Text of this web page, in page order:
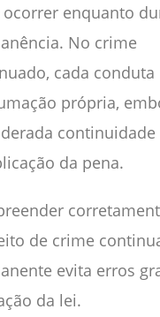
enquanto
No crime
cada conduta
própria,
continuidade
da pena.
de crime
evita erros
da lei.